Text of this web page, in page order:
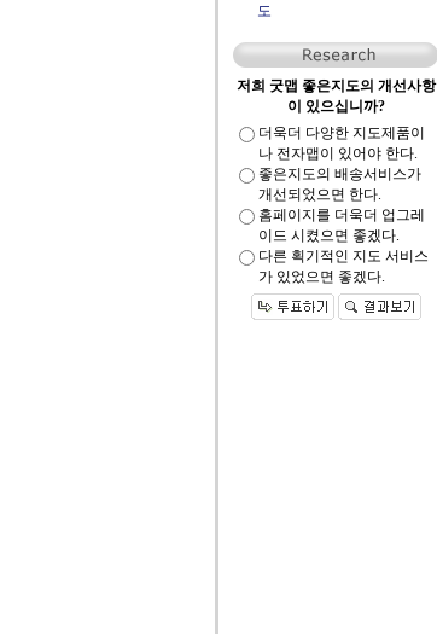
도
저희 굿맵 좋은지도의 개선사항
이 있으십니까?
더욱더 다양한 지도제품이
나 전자맵이 있어야 한다.
좋은지도의 배송서비스가
개선되었으면 한다.
홈페이지를 더욱더 업그레
이드 시켰으면 좋겠다.
다른 획기적인 지도 서비스
가 있었으면 좋겠다.